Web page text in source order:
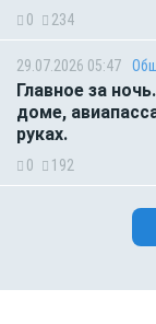
0 234
29.07.2026 05:47
Главное за
доме,
руках.
0 192